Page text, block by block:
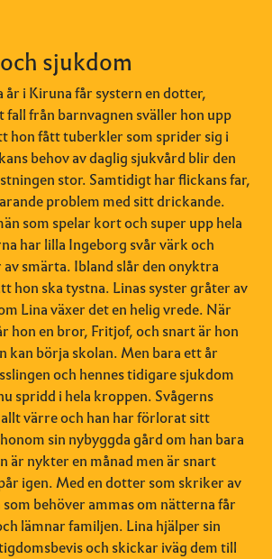
sjukdom
år i Kiruna får systern en dotter,
från barnvagnen sväller hon upp
hon fått tuberkler som sprider sig i
behov av daglig sjukvård blir den
stor. Samtidigt har flickans far,
problem med sitt drickande.
som spelar kort och super upp hela
har lilla Ingeborg svår värk och
smärta. Ibland slår den onyktra
hon ska tystna. Linas syster gråter av
Lina växer det en helig vrede. När
hon en bror, Fritjof, och snart är hon
kan börja skolan. Men bara ett år
och hennes tidigare sjukdom
spridd i hela kroppen. Svågerns
värre och han har förlorat sitt
sin nybyggda gård om han bara
är nykter en månad men är snart
igen. Med en dotter som skriker av
behöver ammas om nätterna får
lämnar familjen. Lina hjälper sin
och skickar iväg dem till